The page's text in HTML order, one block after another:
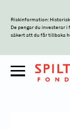
Riskinformation:
De pengar du investerar i
säkert att du får tillbaka